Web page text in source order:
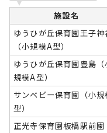
施設名
ゆうひが丘保育園王子神
（小規模A型）
ゆうひが丘保育園豊島（
規模A型）
サンベビー保育園（小規
型）
正光寺保育園板橋駅前園